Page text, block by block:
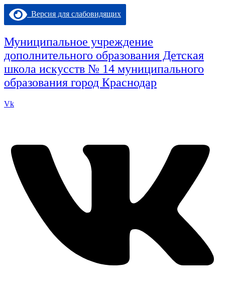
Перейти
содержимому
Версия для слабовидящих
Муниципальное учреждение
дополнительного образования Детская
школа искусств № 14 муниципального
образования город Краснодар
Vk